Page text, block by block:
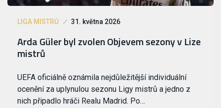
LIGA MISTRŮ 31. května 2026
Arda Güler byl zvolen Objevem sezony v Lize
mistrů
UEFA oficiálně oznámila nejdůležitější individuální
ocenění za uplynulou sezonu Ligy mistrů a jedno z
nich připadlo hráči Realu Madrid. Po…